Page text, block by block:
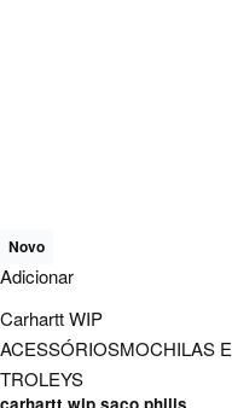
Novo
Adicionar
Carhartt WIP
ACESSÓRIOSMOCHILAS E
TROLEYS
carhartt wip saco philis